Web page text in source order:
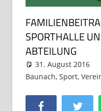
SPORTHALLE
ABTEILUNG
31. August 2016
Baunach, Sport,
Facebook